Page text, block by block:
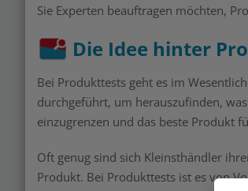
Sie Experten beauftragen möchten,
Die Idee hinter
Bei Produkttests geht es im
durchgeführt, um herauszufinden,
einzugrenzen und das beste Produkt
Oft genug sind sich Kleinsthändler
Produkt. Bei Produkttests ist es von